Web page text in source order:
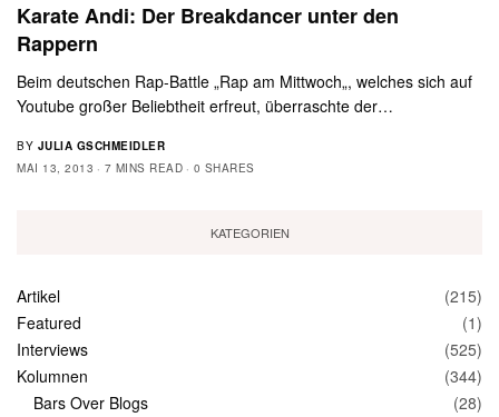
Karate Andi: Der Breakdancer unter den
Rappern
Beim deutschen Rap-Battle „Rap am Mittwoch„, welches sich auf
Youtube großer Beliebtheit erfreut, überraschte der…
BY JULIA GSCHMEIDLER
MAI 13, 2013
7 MINS READ 0 SHARES
KATEGORIEN
Artikel
(215)
Featured
(1)
Interviews
(525)
Kolumnen
(344)
Bars Over Blogs
(28)